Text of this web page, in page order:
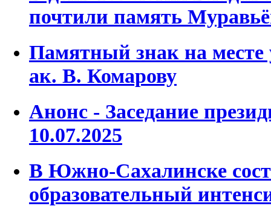
почтили память
Памятный знак на месте
ак. В. Комарову
Анонс - Заседание
10.07.2025
В Южно-Сахалинске
образовательный